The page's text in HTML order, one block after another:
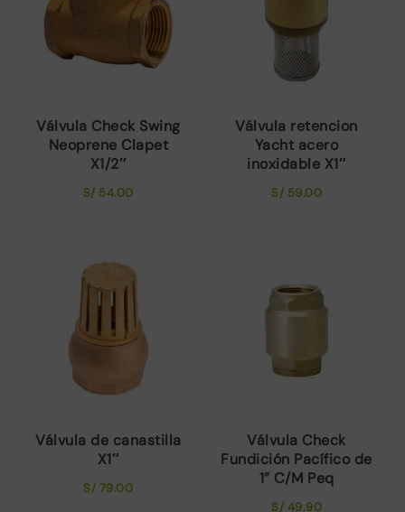
Válvula Check Swing
Neoprene Clapet
X1/2″
S/ 54.00
Válvula retencion
Yacht acero
inoxidable X1″
S/ 59.00
Válvula de canastilla
X1″
S/ 79.00
Válvula Check
Fundición Pacífico de
1” C/M Peq
S/ 49.90